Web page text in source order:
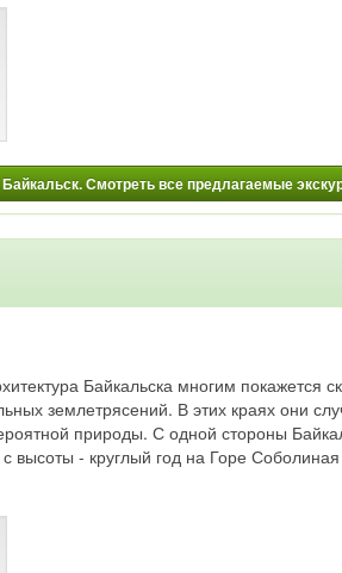
Байкальск. Смотреть все предлагаемые
Байкальска многим покажется
землетрясений. В этих краях они
природы. С одной стороны
высоты - круглый год на Горе